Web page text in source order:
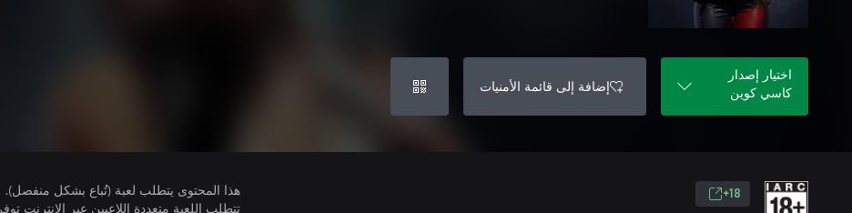
اختيار إصدار
كاسي كوين
إضافة إلى قائمة الأمنيات
18+
هذا المحتوى يتطلب لعبة (تُباع بشكل منفصل).